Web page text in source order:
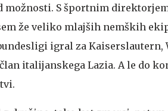
možnosti. S športnim
že veliko mlajših nemških
igral za Kaiserslautern,
italijanskega Lazia. A le do